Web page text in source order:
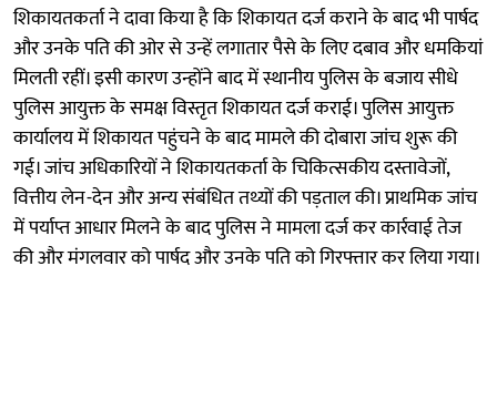
शिकायतकर्ता ने दावा किया है कि शिकायत दर्ज कराने के बाद भी पार्षद
और उनके पति की ओर से उन्हें लगातार पैसे के लिए दबाव और धमकियां
मिलती रहीं। इसी कारण उन्होंने बाद में स्थानीय पुलिस के बजाय सीधे
पुलिस आयुक्त के समक्ष विस्तृत शिकायत दर्ज कराई। पुलिस आयुक्त
कार्यालय में शिकायत पहुंचने के बाद मामले की दोबारा जांच शुरू की
गई। जांच अधिकारियों ने शिकायतकर्ता के चिकित्सकीय दस्तावेजों,
वित्तीय लेन-देन और अन्य संबंधित तथ्यों की पड़ताल की। प्राथमिक जांच
में पर्याप्त आधार मिलने के बाद पुलिस ने मामला दर्ज कर कार्रवाई तेज
की और मंगलवार को पार्षद और उनके पति को गिरफ्तार कर लिया गया।